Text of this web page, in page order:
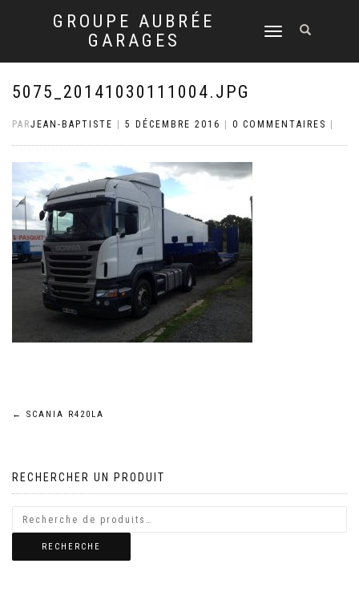
GROUPE AUBRÉE
GARAGES
DÉPLIER
NAVIGATION
5075_20141030111004.JPG
PARJEAN-BAPTISTE 5 DÉCEMBRE 2016 0 COMMENTAIRES
Navigation
l’article
← SCANIA R420LA
RECHERCHER UN PRODUIT
RECHERCHE